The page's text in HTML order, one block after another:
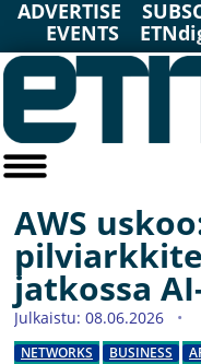
ADVERTISE
EVENTS
AWS
jatkossa
Julkaistu: 08.06.2026
NETWORKS BUSINESS